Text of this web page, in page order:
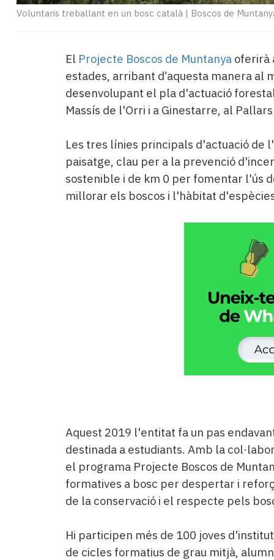
Voluntaris treballant en un bosc català | Boscos de
El Projecte Boscos de Muntanyaoferirà
estades, arribant d’aquesta manera
desenvolupant el pla d'actuació
Massís de l'Orri i a Ginestarre, al
Les tres línies principals d'actuació de
paisatge, clau per a la prevenció
sostenible i de km 0 per fomentar l'ús
millorar els boscos i l'hàbitat
Aquest 2019 l'entitat fa un pas
destinada a estudiants. Amb la
el programa Projecte Boscos de
formatives a bosc per despertar i
de la conservació i el respecte pels
Hi participen més de 100 joves
de cicles formatius de grau mitjà,